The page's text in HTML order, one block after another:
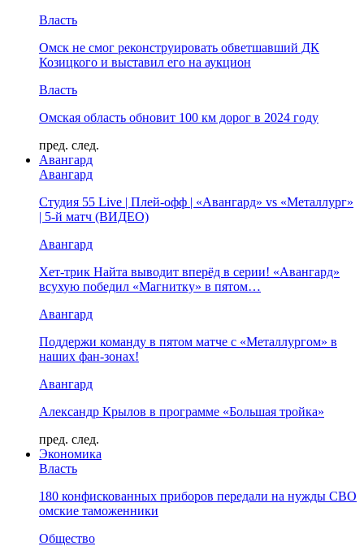
Власть
Омск не смог реконструировать обветшавший ДК
Козицкого и выставил его на аукцион
Власть
Омская область обновит 100 км дорог в 2024 году
пред. след.
Авангард
Авангард
Студия 55 Live | Плей-офф | «Авангард» vs «Металлург»
| 5-й матч (ВИДЕО)
Авангард
Хет-трик Найта выводит вперёд в серии! «Авангард»
всухую победил «Магнитку» в пятом…
Авангард
Поддержи команду в пятом матче с «Металлургом» в
наших фан-зонах!
Авангард
Александр Крылов в программе «Большая тройка»
пред. след.
Экономика
Власть
180 конфискованных приборов передали на нужды СВО
омские таможенники
Общество